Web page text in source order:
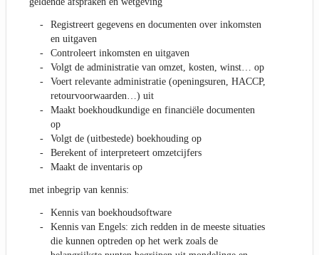
Registreert gegevens en documenten over inkomsten
en uitgaven
Controleert inkomsten en uitgaven
Volgt de administratie van omzet, kosten, winst… op
Voert relevante administratie (openingsuren, HACCP,
retourvoorwaarden…) uit
Maakt boekhoudkundige en financiële documenten
op
Volgt de (uitbestede) boekhouding op
Berekent of interpreteert omzetcijfers
Maakt de inventaris op
met inbegrip van kennis:
Kennis van boekhoudsoftware
Kennis van Engels: zich redden in de meeste situaties
die kunnen optreden op het werk zoals de